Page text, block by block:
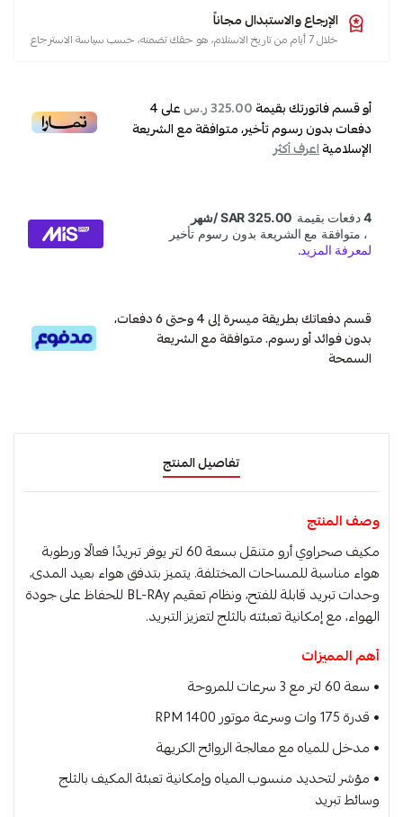
سخانات
شباك
مكيف
الإرجاع والاستبدال مجاناً
خلال 7 أيام من تاريخ الاستلام، هو حقك تضمنه، حسب سياسة الاسترجاع
أو قسم فاتورتك بقيمة325.00 ر.س على4
دفعات بدون رسوم تأخير، متوافقة مع الشريعة
الإسلاميةاعرف أكثر
قسم دفعاتك بطريقة ميسرة إلى 4 وحتى 6 دفعات،
بدون فوائد أو رسوم. متوافقة مع الشريعة
السمحة
تفاصيل المنتج
وصف المنتج
مكيف صحراوي أرو متنقل بسعة 60 لتر يوفر تبريدًا فعالًا ورطوبة
هواء مناسبة للمساحات المختلفة. يتميز بتدفق هواء بعيد المدى،
وحدات تبريد قابلة للفتح، ونظام تعقيم BL-RAy للحفاظ على جودة
الهواء، مع إمكانية تعبئته بالثلج لتعزيز التبريد.
أهم المميزات
• سعة 60 لتر مع 3 سرعات للمروحة
• قدرة 175 وات وسرعة موتور 1400 RPM
• مدخل للمياه مع معالجة الروائح الكريهة
• مؤشر لتحديد منسوب المياه وإمكانية تعبئة المكيف بالثلج
وسائط تبريد